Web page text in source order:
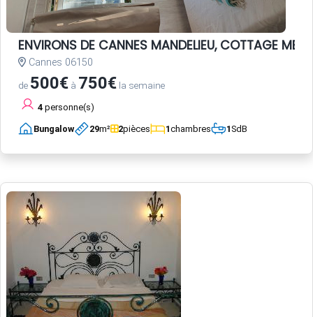
ENVIRONS DE CANNES MANDELIEU, COTTAGE
Cannes 06150
de 500€ à 750€ la semaine
4 personne(s)
Bungalow 29m² 2pièces 1chambres 1SdB